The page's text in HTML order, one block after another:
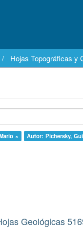
Hojas Topográficas y
× Autor: Pichersky,
Geológicas